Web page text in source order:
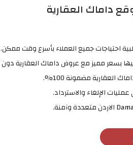
داماك العقارية
احتياجات جميع العملاء بأسرع وقت ممكن.
العقارية مضمونة 100%.
الإلغاء والاسترداد.